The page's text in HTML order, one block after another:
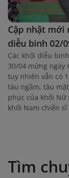
Cập nhật mới
diễu binh 02/
Các khối diễu
30/04 mừng
tuy nhiên vẫn có
tàu ngầm, tàu
phục của khối Nữ
khối Nam chiến
Tìm